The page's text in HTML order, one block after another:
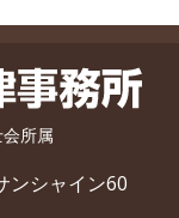
所属
ンシャイン60